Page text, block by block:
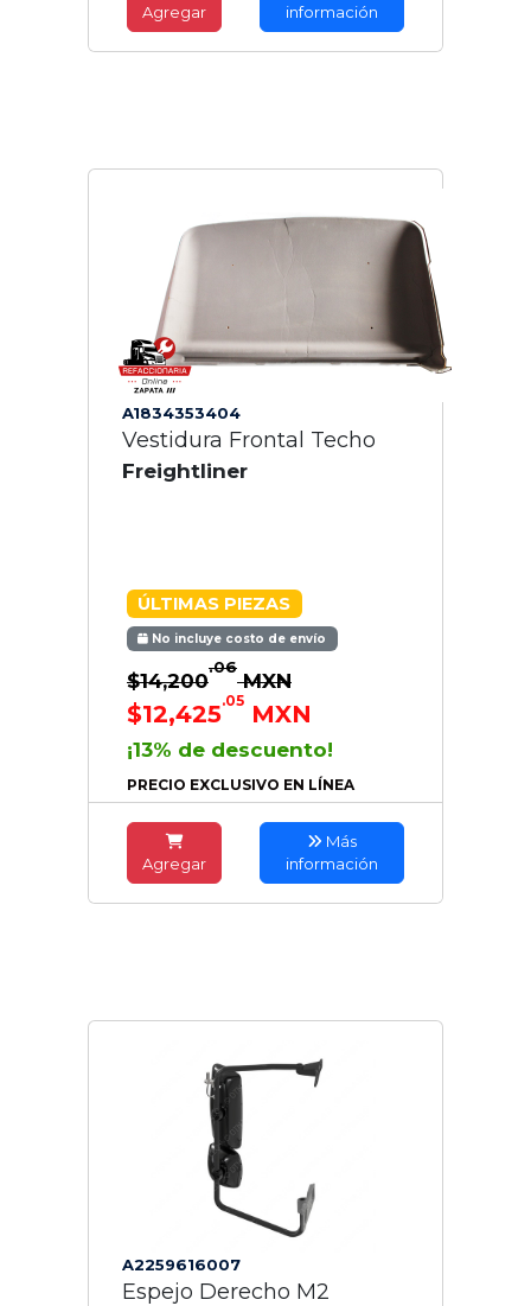
Agregar
información
A1834353404
Vestidura Frontal Techo
Freightliner
ÚLTIMAS PIEZAS
No incluye costo de envío
$14,200
.06
MXN
$12,425.05 MXN
¡13% de descuento!
PRECIO EXCLUSIVO EN LÍNEA
Agregar
Más
información
A2259616007
Espejo Derecho M2